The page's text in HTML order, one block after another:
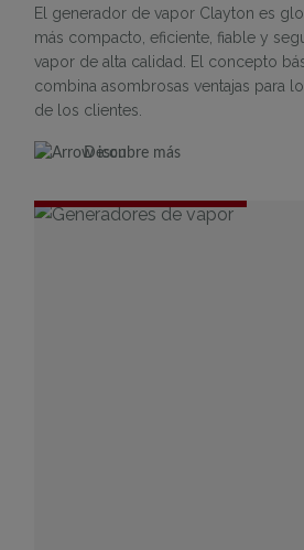
El generador de vapor Clayton es
más compacto, eficiente, fiable y
vapor de alta calidad. El concepto
combina asombrosas ventajas para
de los clientes.
Descubre más